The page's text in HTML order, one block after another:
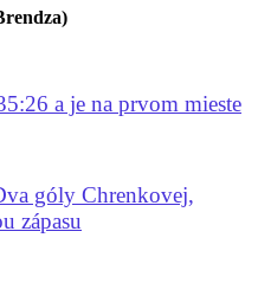
a je na prvom mieste
góly Chrenkovej,
zápasu